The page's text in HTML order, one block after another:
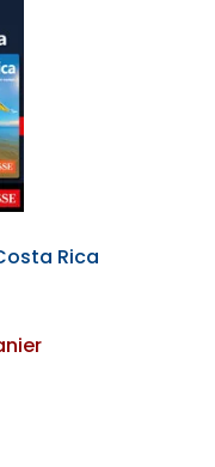
Rica